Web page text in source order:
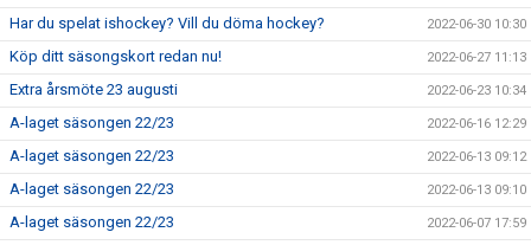
Har du spelat ishockey? Vill du döma hockey? 2022-06-30 10:30
Köp ditt säsongskort redan nu! 2022-06-27 11:13
Extra årsmöte 23 augusti 2022-06-23 10:34
A-laget säsongen 22/23 2022-06-16 12:29
A-laget säsongen 22/23 2022-06-13 09:12
A-laget säsongen 22/23 2022-06-13 09:10
A-laget säsongen 22/23 2022-06-07 17:59